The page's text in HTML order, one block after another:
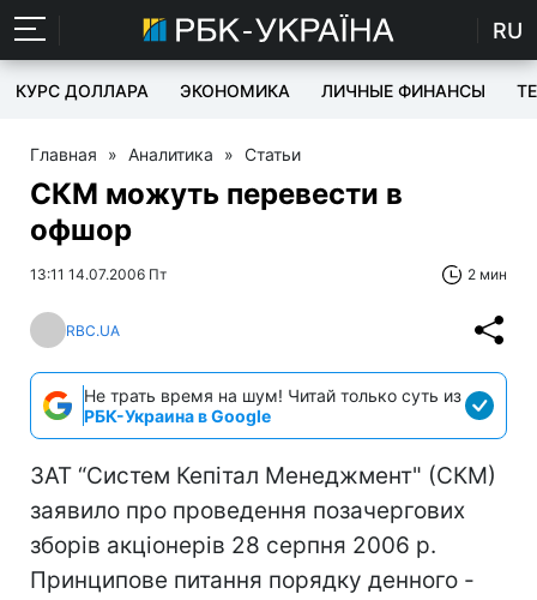
RU
КУРС ДОЛЛАРА ЭКОНОМИКА ЛИЧНЫЕ ФИНАНСЫ
Главная » Аналитика » Статьи
СКМ можуть перевести в
офшор
13:11 14.07.2006 Пт 2 мин
RBC.UA
Не трать время на шум! Читай только суть из
РБК-Украина в Google
ЗАТ “Систем Кепітал Менеджмент" (СКМ)
заявило про проведення позачергових
зборів акціонерів 28 серпня 2006 р.
Принципове питання порядку денного -